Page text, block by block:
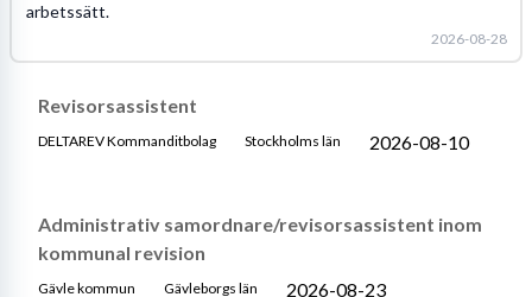
arbetssätt.
2026-08-28
Revisorsassistent
DELTAREV Kommanditbolag Stockholms län 2026-08-10
Administrativ samordnare/revisorsassistent inom
kommunal revision
Gävle kommun Gävleborgs län 2026-08-23